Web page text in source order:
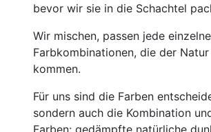
bevor wir sie in die Schachtel
Wir mischen, passen jede
Farbkombinationen, die der
kommen.
Für uns sind die Farben
sondern auch die Kombination
Farben: gedämpfte natürliche